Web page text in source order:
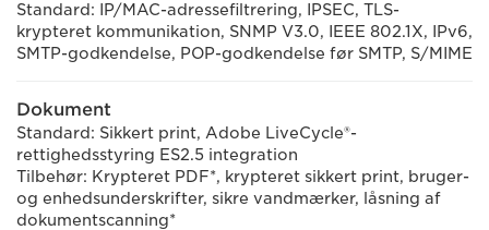
Standard: IP/MAC-adressefiltrering, IPSEC, TLS-
krypteret kommunikation, SNMP V3.0, IEEE 802.1X, IPv6,
SMTP-godkendelse, POP-godkendelse før SMTP, S/MIME
Dokument
Standard: Sikkert print, Adobe LiveCycle®-
rettighedsstyring ES2.5 integration
Tilbehør: Krypteret PDF*, krypteret sikkert print, bruger-
og enhedsunderskrifter, sikre vandmærker, låsning af
dokumentscanning*